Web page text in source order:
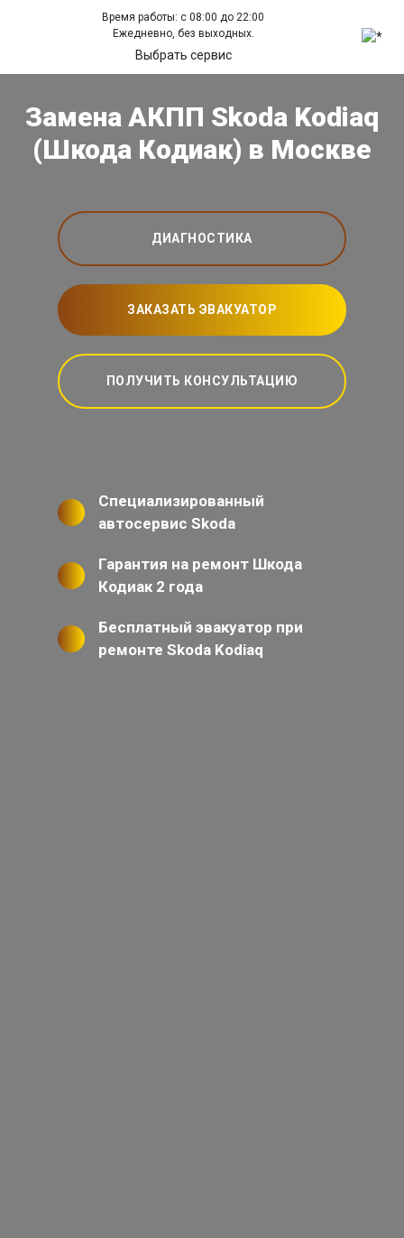
Время работы: с 08:00 до 22:00
Ежедневно, без выходных.
Выбрать сервис
Замена АКПП Skoda Kodiaq
(Шкода Кодиак) в Москве
ДИАГНОСТИКА
ЗАКАЗАТЬ ЭВАКУАТОР
ПОЛУЧИТЬ КОНСУЛЬТАЦИЮ
Специализированный
автосервис Skoda
Гарантия на ремонт Шкода
Кодиак 2 года
Бесплатный эвакуатор при
ремонте Skoda Kodiaq